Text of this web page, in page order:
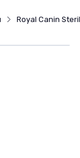
Royal Canin